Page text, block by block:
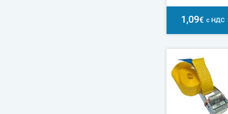
1,09€ с НДС